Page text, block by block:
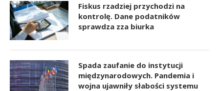
Fiskus rzadziej przychodzi na
kontrolę. Dane podatników
sprawdza zza biurka
Spada zaufanie do instytucji
międzynarodowych. Pandemia i
wojna ujawniły słabości systemu